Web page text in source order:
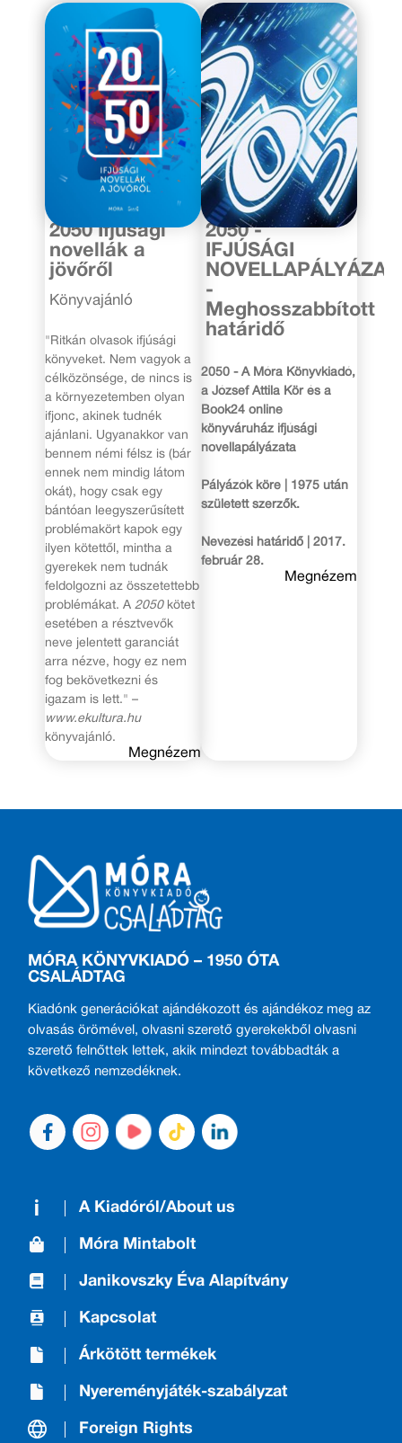
2020. május 22.
2050 Ifjúsági
novellák a
jövőről
Könyvajánló
"Ritkán olvasok ifjúsági
könyveket. Nem vagyok a
célközönsége, de nincs is
a környezetemben olyan
ifjonc, akinek tudnék
ajánlani. Ugyanakkor van
bennem némi félsz is (bár
ennek nem mindig látom
okát), hogy csak egy
bántóan leegyszerűsített
problémakört kapok egy
ilyen kötettől, mintha a
gyerekek nem tudnák
feldolgozni az összetettebb
problémákat. A 2050kötet
esetében a résztvevők
neve jelentett garanciát
arra nézve, hogy ez nem
fog bekövetkezni és
igazam is lett." –
www.ekultura.hu
könyvajánló.
Megnézem
2017. február 21.
2050 -
IFJÚSÁGI
NOVELLAPÁLYÁZAT
-
Meghosszabbított
határidő
2050 - A Móra Könyvkiadó,
a József Attila Kör és a
Book24 online
könyváruház ifjúsági
novellapályázata
Pályázók köre | 1975 után
született szerzők.
Nevezési határidő | 2017.
február 28.
Megnézem
MÓRA KÖNYVKIADÓ – 1950 ÓTA
CSALÁDTAG
Kiadónk generációkat ajándékozott és ajándékoz meg az
olvasás örömével, olvasni szerető gyerekekből olvasni
szerető felnőttek lettek, akik mindezt továbbadták a
következő nemzedéknek.
A Kiadóról/About us
Móra Mintabolt
Janikovszky Éva Alapítvány
Kapcsolat
Árkötött termékek
Nyereményjáték-szabályzat
Foreign Rights